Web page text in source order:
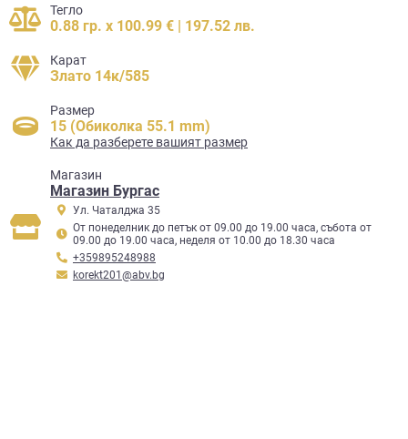
Тегло
0.88 гр. x 100.99 € | 197.52 лв.
Карат
Злато 14к/585
Размер
15 (Обиколка 55.1 mm)
Как да разберете вашият размер
Mагазин
Магазин Бургас
Ул. Чаталджа 35
От понеделник до петък от 09.00 до 19.00 часа, събота от
09.00 до 19.00 часа, неделя от 10.00 до 18.30 часа
+359895248988
korekt201@abv.bg